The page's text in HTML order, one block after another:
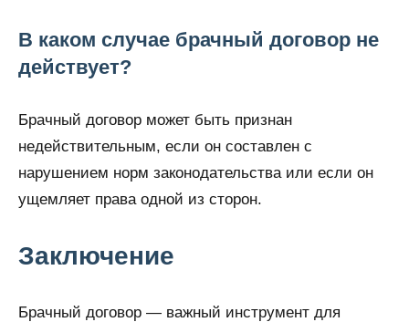
В каком случае брачный договор не
действует?
Брачный договор может быть признан
недействительным, если он составлен с
нарушением норм законодательства или если он
ущемляет права одной из сторон.
Заключение
Брачный договор — важный инструмент для